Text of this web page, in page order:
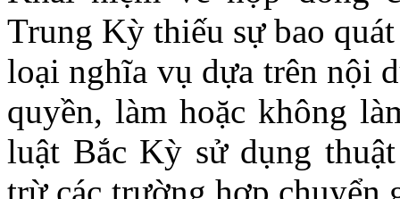
Trung Kỳ thiếu sự bao
loại nghĩa vụ dựa trên nội
quyền, làm hoặc không
luật Bắc Kỳ sử dụng
trừ các trường hợp chuyển